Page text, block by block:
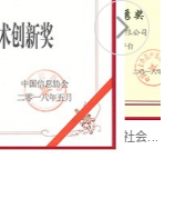
2018中国国际社会...
2020首届
智慧园区联盟成员